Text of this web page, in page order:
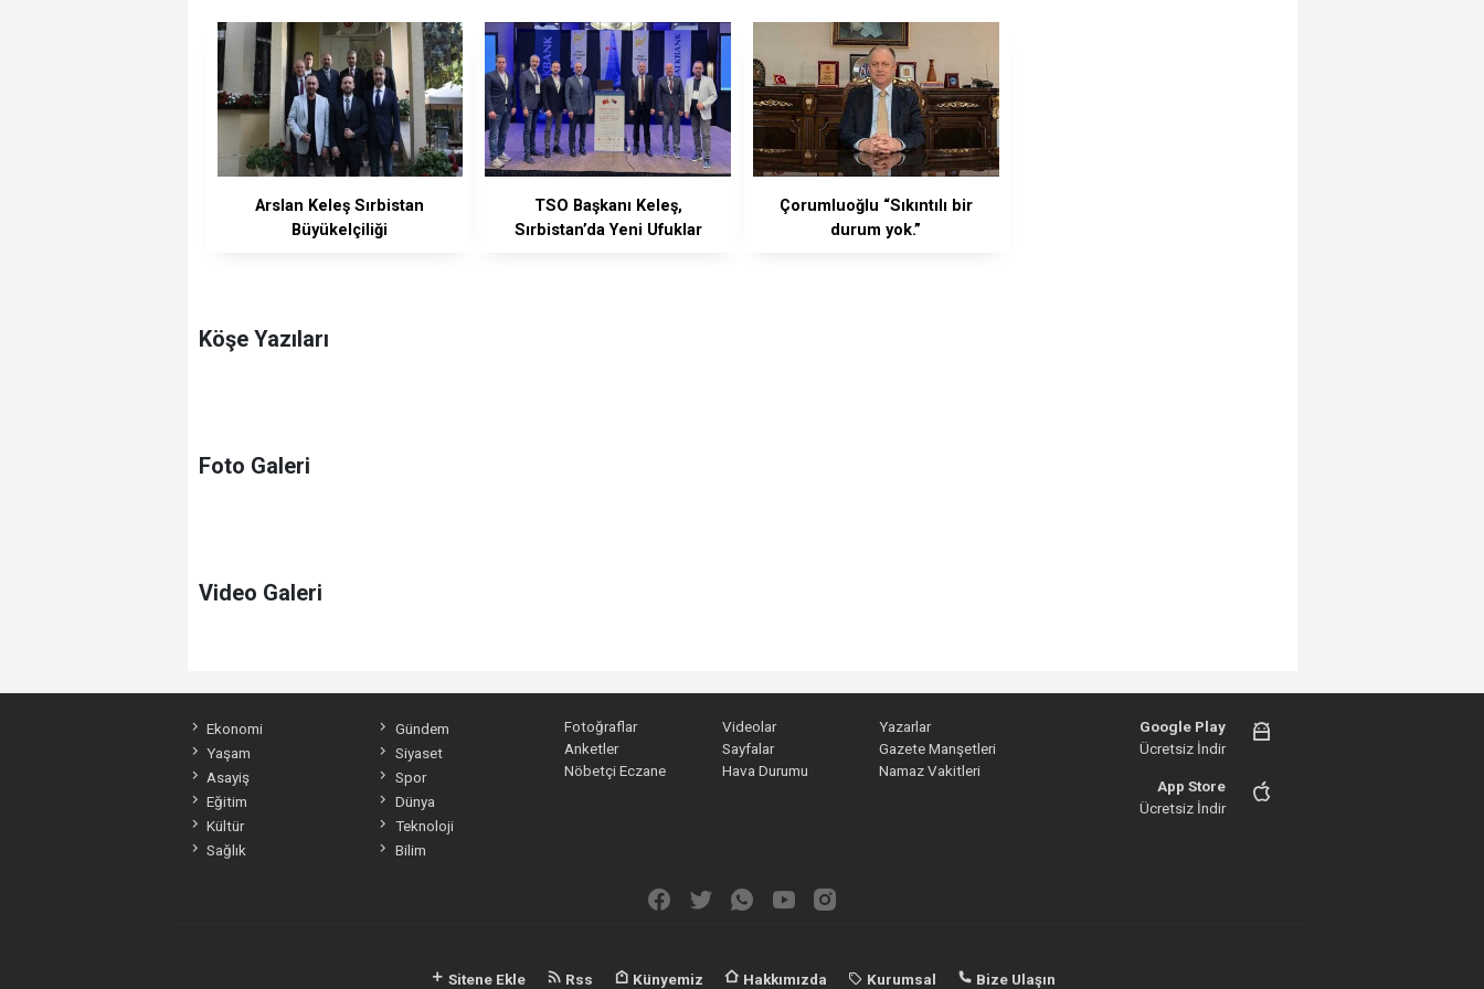
Arslan Keleş Sırbistan
Büyükelçiliği
TSO Başkanı Keleş,
Sırbistan’da Yeni Ufuklar
Çorumluoğlu “Sıkıntılı bir
durum yok.”
Köşe Yazıları
Foto Galeri
Video Galeri
Ekonomi
Gündem
Yaşam
Siyaset
Asayiş
Spor
Eğitim
Dünya
Kültür
Teknoloji
Sağlık
Bilim
Fotoğraflar Videolar
Yazarlar
Anketler
Sayfalar
Gazete Manşetleri
Nöbetçi Eczane
Hava Durumu Namaz Vakitleri
Google Play
Ücretsiz İndir
App Store
Ücretsiz İndir
Sitene Ekle Rss Künyemiz Hakkımızda Kurumsal Bize Ulaşın